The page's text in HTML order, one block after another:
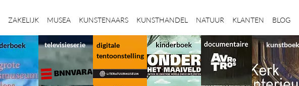
ZAKELIJK MUSEA KUNSTENAARS KUNSTHANDEL NATUUR KLANTEN BLOG
digitale
tentoonstelling
televisieserie kunstboek